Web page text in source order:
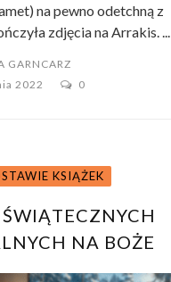
na pewno odetchną z
zdjęcia na Arrakis. ...
GARNCARZ
2022
0
KSIĄŻEK
NA BOŻE